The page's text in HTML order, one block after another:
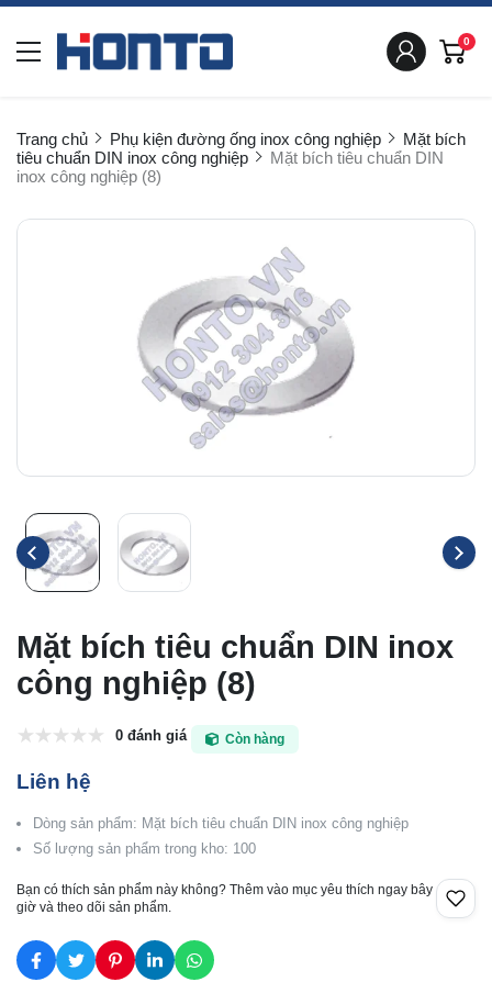
0
Trang chủ Phụ kiện đường ống inox công nghiệp
Mặt bích
tiêu chuẩn DIN inox công nghiệp
Mặt bích tiêu chuẩn DIN
inox công nghiệp (8)
Mặt bích tiêu chuẩn DIN inox
công nghiệp (8)
0 đánh giá Còn hàng
Liên hệ
Dòng sản phẩm: Mặt bích tiêu chuẩn DIN inox công nghiệp
Số lượng sản phẩm trong kho: 100
Bạn có thích sản phẩm này không? Thêm vào mục yêu thích ngay bây
giờ và theo dõi sản phẩm.